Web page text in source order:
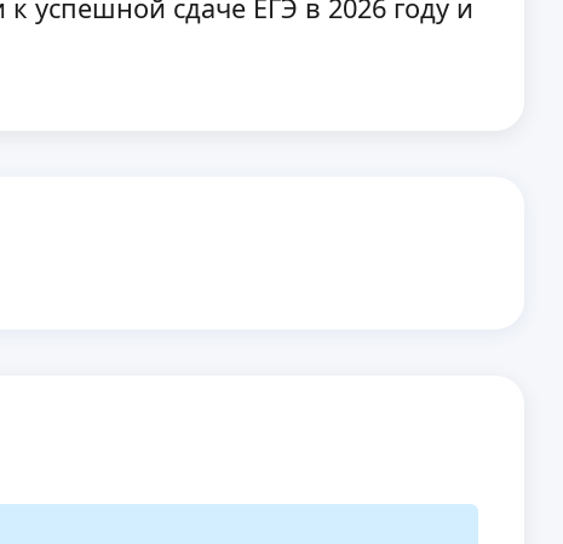
успешной сдаче ЕГЭ в 2026 году и